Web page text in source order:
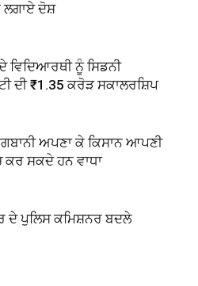
ਲਗਾਏ ਦੋਸ਼
ਵਿਦਿਆਰਥੀ ਨੂੰ ਸਿਡਨੀ
ਦੀ ₹1.35 ਕਰੋੜ ਸਕਾਲਰਸ਼ਿਪ
ਅਪਣਾ ਕੇ ਕਿਸਾਨ ਆਪਣੀ
ਸਕਦੇ ਹਨ ਵਾਧਾ
ਦੇ ਪੁਲਿਸ ਕਮਿਸ਼ਨਰ ਬਦਲੇ